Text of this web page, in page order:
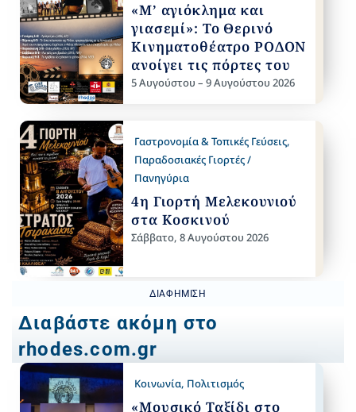
«Μ’ αγιόκλημα και
γιασεμί»: Το Θερινό
Κινηματοθέατρο ΡΟΔΟΝ
ανοίγει τις πόρτες του
5 Αυγούστου – 9 Αυγούστου 2026
Γαστρονομία & Τοπικές Γεύσεις,
Παραδοσιακές Γιορτές /
Πανηγύρια
4η Γιορτή Μελεκουνιού
στα Κοσκινού
Σάββατο, 8 Αυγούστου 2026
ΔΙΑΦΉΜΙΣΗ
Διαβάστε ακόμη στο
rhodes.com.gr
Κοινωνία, Πολιτισμός
«Μουσικό Ταξίδι στο